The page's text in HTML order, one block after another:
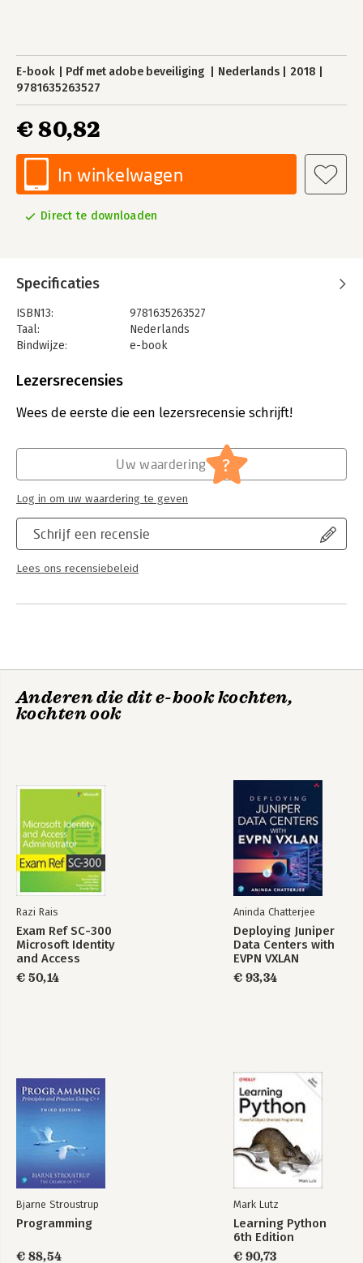
E-book Pdf met adobe beveiliging Nederlands
2018
9781635263527
€ 80,82
In winkelwagen
Direct te downloaden
Specificaties
ISBN13:
9781635263527
Taal:
Nederlands
Bindwijze:
e-book
Bestandsformaat:
Uitgever:
Sas Institute digitaal
Computer en informatica
Lezersrecensies
Wees de eerste die een lezersrecensie schrijft!
Schrijf een recensie
Lees ons recensiebeleid
Uw waardering ?
Log in om uw waardering te geven
Anderen die dit e-book kochten,
kochten ook
Razi Rais
Exam Ref SC-300
Microsoft Identity
and Access
Administrator
€ 50,14
Aninda Chatterjee
Deploying Juniper
Data Centers with
EVPN VXLAN
€ 93,34
Bjarne Stroustrup
Programming
€ 88,54
Mark Lutz
Learning Python
6th Edition
€ 90,73